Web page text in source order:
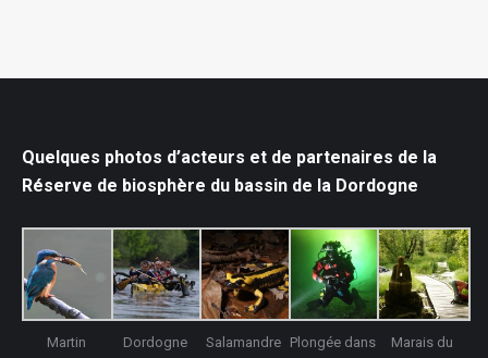
Quelques photos d’acteurs et de partenaires de la
Réserve de biosphère du bassin de la Dordogne
Martin
Dordogne
Salamandre Plongée dans
Marais du